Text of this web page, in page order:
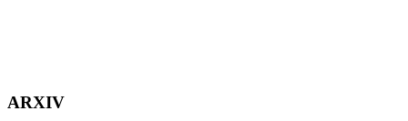
ARXIV